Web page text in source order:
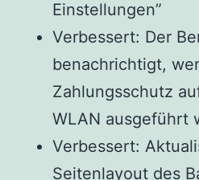
Einstellungen”
Verbessert: Der
benachrichtigt,
Zahlungsschutz
WLAN ausgeführt
Verbessert:
Seitenlayout des